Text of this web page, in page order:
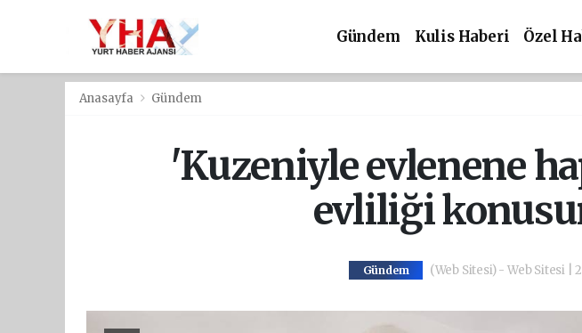
Gündem Kulis Haberi Özel
Anasayfa Gündem
'Kuzeniyle evlenene
evliliği
Gündem (Web Sitesi) - Web Sitesi |